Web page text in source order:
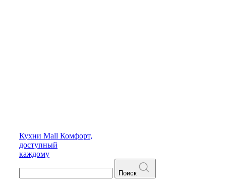
Кухни Mall Комфорт,
доступный
каждому
Поиск